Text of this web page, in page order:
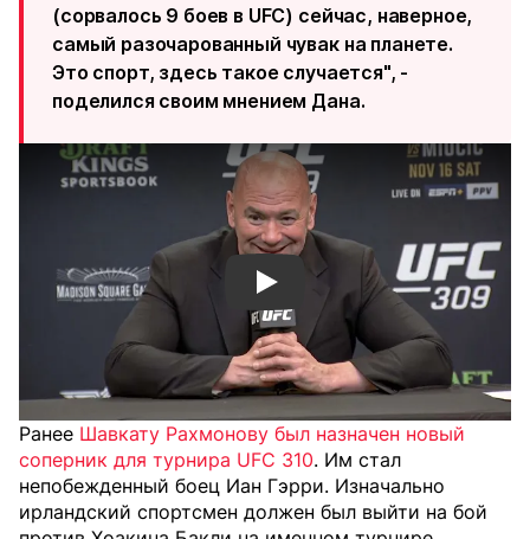
(сорвалось 9 боев в UFC) сейчас, наверное,
самый разочарованный чувак на планете.
Это спорт, здесь такое случается", -
поделился своим мнением Дана.
Смотреть видео YouTube
Ранее Шавкату Рахмонову был назначен новый
соперник для турнира UFC 310. Им стал
непобежденный боец Иан Гэрри. Изначально
ирландский спортсмен должен был выйти на бой